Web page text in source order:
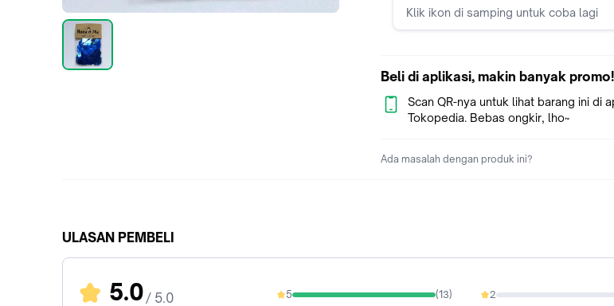
Klik ikon di samping untuk coba lagi
Beli di aplikasi, makin banyak promo!
Scan QR-nya untuk lihat barang ini di
Tokopedia. Bebas ongkir, lho~
Ada masalah dengan produk ini?
ULASAN PEMBELI
5.0 / 5.0
5 (13)
100% 2
0%